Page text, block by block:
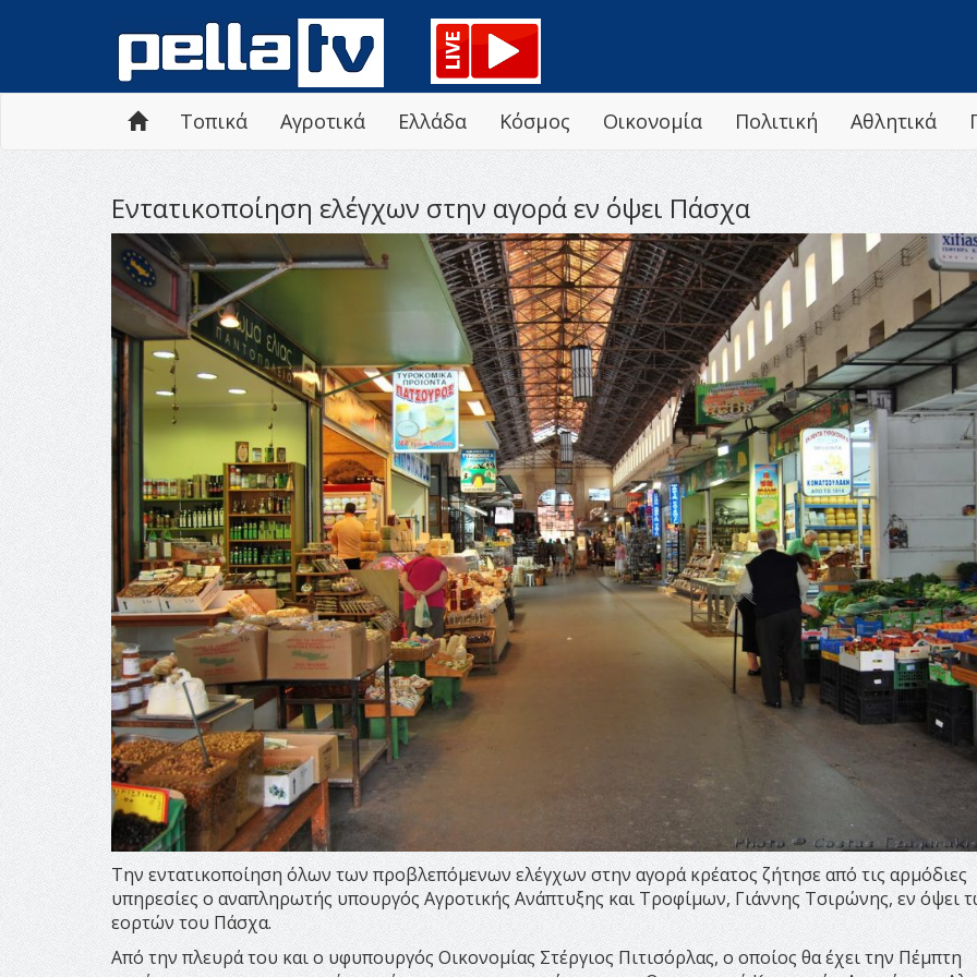
Τοπικά Αγροτικά Ελλάδα Κόσμος Οικονομία Πολιτική Αθλητικά
Εντατικοποίηση ελέγχων στην αγορά εν όψει Πάσχα
Την εντατικοποίηση όλων των προβλεπόμενων ελέγχων στην αγορά κρέατος ζήτησε από τις αρμόδιες
υπηρεσίες ο αναπληρωτής υπουργός Αγροτικής Ανάπτυξης και Τροφίμων, Γιάννης Τσιρώνης, εν όψει
εορτών του Πάσχα.
Από την πλευρά του και ο υφυπουργός Οικονομίας Στέργιος Πιτισόρλας, ο οποίος θα έχει την Πέμπτη